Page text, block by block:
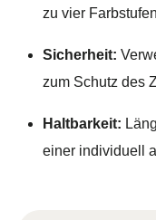
zu vier
Sicherheit:
zum Schutz des
Haltbarkeit:
einer individuell